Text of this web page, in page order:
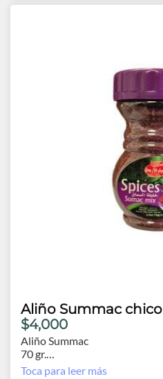
Aliño Summac chico
$4,000
Aliño Summac
70 gr.
Orígen Egipto
Toca para leer más